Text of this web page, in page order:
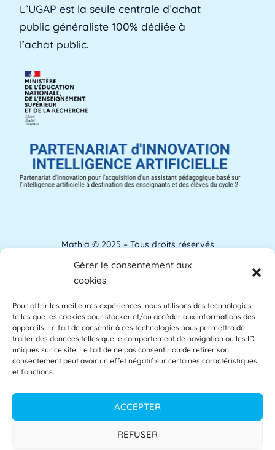
Gérer le consentement aux
cookies
Pour offrir les meilleures expériences, nous utilisons des technologies
telles que les cookies pour stocker et/ou accéder aux informations des
appareils. Le fait de consentir à ces technologies nous permettra de
traiter des données telles que le comportement de navigation ou les ID
uniques sur ce site. Le fait de ne pas consentir ou de retirer son
consentement peut avoir un effet négatif sur certaines caractéristiques
et fonctions.
ACCEPTER
REFUSER
établissements utilisent pour identifier les [...]
Lire plus »
Aménagements d'apprentissage
Les aménagements d'apprentissage peuvent
faire référence à du temps supplémentaire
pour la [...]
ANACT
ANACT est l'acronyme de l'Agence nationale
Analyse de l'apprentissage
les commentaires des étudiants comme base
des [...]Lire plus »
APAE
L'APAE, ou Attaché Principal d'Administration
de l'État, est un fonctionnaire de l'Éducation
L’UGAP est la seule centrale d’achat
public généraliste 100% dédiée à
l’achat public.
Mathia © 2025 – Tous droits réservés
Mentions Légales
Accessibilité
Glossaire
Centre d’aide
CGU